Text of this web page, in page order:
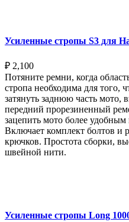
Усиленные стропы S3 для
₽ 2,100
Потяните ремни, когда
стропа необходима для того,
затянуть заднюю часть
передний прорезиненный
зацепить мото более
Включает комплект болтов и
крючков. Простота сборки,
швейной нити.
Усиленные стропы Long